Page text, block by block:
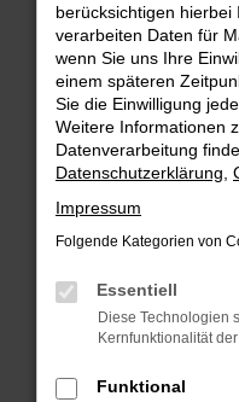
Fehler: Network
Beim Laden ist ein
Hier sind ein paar
Überprüfe
Laden andere
deine
Manche
können das
anderen
berücksichtigen
verarbeiten Daten für
wenn Sie uns Ihre
einem späteren
Sie die Einwilligung
Weitere Informationen
Datenverarbeitung
Datenschutzerklärung
Impressum
Folgende Kategorien von
Essentiell
Diese Technologien
Kernfunktionalität
Funktional